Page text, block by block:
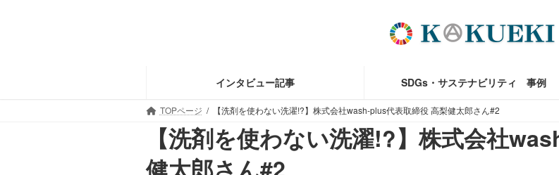
インタビュー記事 SDGs・サステナビリティ 事例
TOPページ 【洗剤を使わない洗濯!?】株式会社wash-plus代表取締役 高梨健太郎さん#2
【洗剤を使わない洗濯!?】株式会社
健太郎さん#2